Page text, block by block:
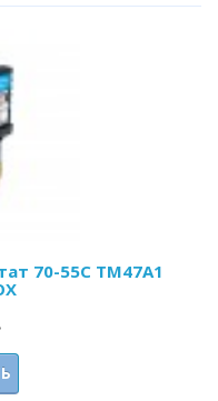
70-55С ТМ47А1